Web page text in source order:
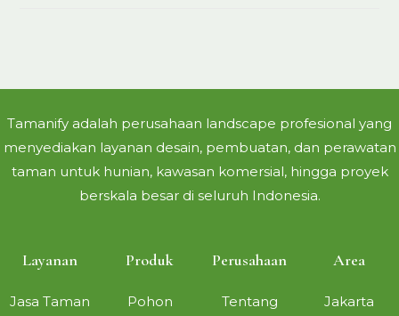
Tamanify adalah perusahaan landscape profesional yang
menyediakan layanan desain, pembuatan, dan perawatan
taman untuk hunian, kawasan komersial, hingga proyek
berskala besar di seluruh Indonesia.
Layanan Produk Perusahaan Area
Jasa Taman
Pohon
Tentang
Jakarta